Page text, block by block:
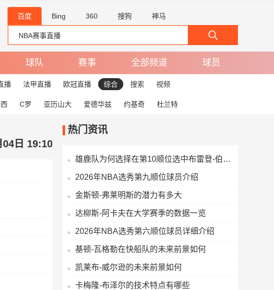
百度 Bing 360 搜狗 神马
球队 赛事 全部频道 球员
播 法甲直播 欧冠直播 综合 搜索 视频
C罗 亚历山大 爱德华兹 约基奇 杜兰特
04日 19:10
热门资讯
雄鹿队为何选择在第10顺位选中布雷登-伯里斯
2026年NBA选秀第九顺位球员介绍
金斯顿-弗莱明斯的潜力有多大
达柳斯-阿卡夫在大学赛季的数据一览
2026年NBA选秀第六顺位球员详细介绍
基顿-瓦格勒在快船队的未来前景如何
凯莱布-威尔逊的未来前景如何
卡梅隆-布泽尔的技术特点有哪些